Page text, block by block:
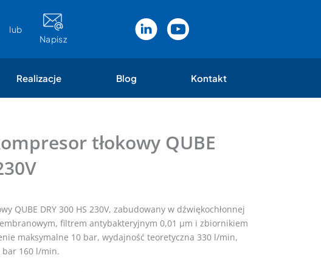
lub
Napisz
Realizacje Blog Kontakt
tłokowy QUBE
QUBE DRY 300 HS 230V, zabudowany w dźwiękochłonnej
filtrem antybakteryjnym 0,01 µm i zbiornikiem
maksymalne 10 bar, wydajność teoretyczna 330 l/min,
160 l/min.